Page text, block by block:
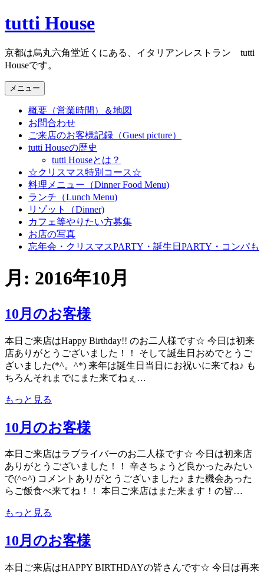
コ
ン
ン
ツ
へ
ス
tutti House
京都は烏丸六角堂近くにある、イタリアンレストラン tutti
Houseです。
メニュー
概要（営業時間）＆地図
お問合わせ
ご来店のお客様記録（Guest picture）
tutti Houseの歴史
tutti Houseとは？
☆クリスマス特別コース☆
料理メニュー（Dinner Food Menu)
ランチ（Lunch Menu)
リゾット（Dinner)
カフェ等やりたい方募集
お店の写真
忘年会・クリスマスPARTY・誕生日PARTY・コンパも
月: 2016年10月
10月のお客様
本日ご来店はHappy Birthday!! のお二人様です☆ 今日は初来
店ありがとうございました！！ そして誕生日おめでとうご
ざいました(*^。^*) 来年は誕生日当日にお祝いに来てね♪ も
ちろんそれまでにまた来てねぇ…
もっと見る
10月のお客様
本日ご来店はラブライバーのお二人様です☆ 今日は初来店
ありがとうございました！！ 辛さちょうど良かったみたい
で(^○^) コメントありがとうございました♪ また機会あった
らご飯食べ来てね！！ 本日ご来店はまた来ます！の皆…
もっと見る
10月のお客様
本日ご来店はHAPPY BIRTHDAYの皆さんです☆ 今日は再来